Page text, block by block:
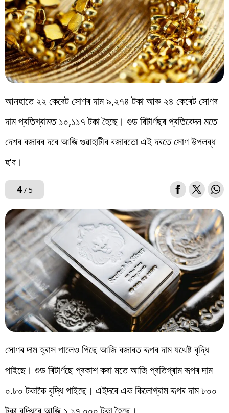
আনহাতে ২২ কেৰেট সোণৰ দাম ৯,২৭৪ টকা আৰু ২৪ কেৰেট সোণৰ
দাম প্ৰতিগ্ৰামত ১০,১১৭ টকা হৈছে। গুড ৰিটাৰ্ণছৰ প্ৰতিবেদন মতে
দেশৰ বজাৰৰ দৰে আজি গুৱাহাটীৰ বজাৰতো এই দৰতে সোণ উপলব্ধ
হ’ব।
4/ 5
সোণৰ দাম হ্ৰাস পালেও পিছে আজি বজাৰত ৰূপৰ দাম যথেষ্ট বৃদ্ধি
পাইছে। গুড ৰিটাৰ্ণছে প্ৰকাশ কৰা মতে আজি প্ৰতিগ্ৰাম ৰূপৰ দাম
০.৮০ টকাকৈ বৃদ্ধি পাইছে। এইদৰে এক কিলোগ্ৰাম ৰূপৰ দাম ৮০০